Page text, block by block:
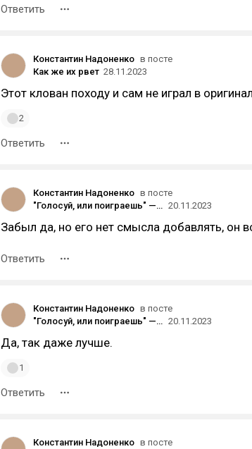
Ответить
Константин Надоненко в посте
Как же их рвет 28.11.2023
Этот клован походу и сам не играл в
2
Ответить
Константин Надоненко в посте
"Голосуй, или поиграешь" — The Game the Worst 2023 20.11.2023
Забыл да, но его нет смысла добавлять, он
Ответить
Константин Надоненко в посте
"Голосуй, или поиграешь" — The Game the Worst 2023 20.11.2023
Да, так даже лучше.
1
Ответить
Константин Надоненко в посте